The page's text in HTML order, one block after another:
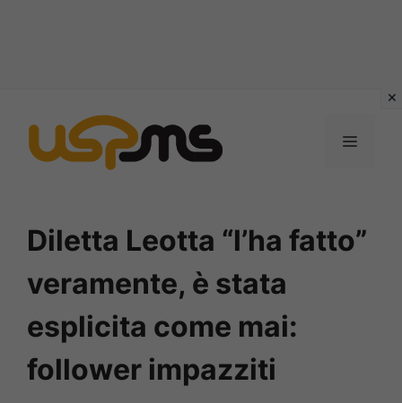
contenuto
MENU
Diletta Leotta “l’ha fatto”
veramente, è stata
esplicita come mai:
follower impazziti